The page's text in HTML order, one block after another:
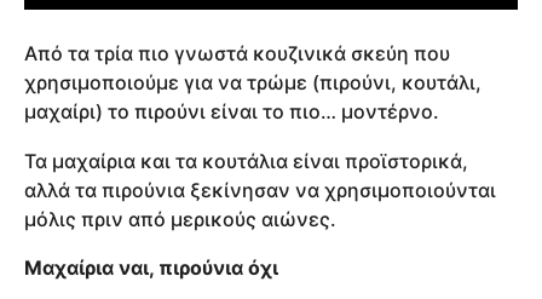
Από τα τρία πιο γνωστά κουζινικά σκεύη που
χρησιμοποιούμε για να τρώμε (πιρούνι, κουτάλι,
μαχαίρι) το πιρούνι είναι το πιο… μοντέρνο.
Τα μαχαίρια και τα κουτάλια είναι προϊστορικά,
αλλά τα πιρούνια ξεκίνησαν να χρησιμοποιούνται
μόλις πριν από μερικούς αιώνες.
Μαχαίρια ναι, πιρούνια όχι